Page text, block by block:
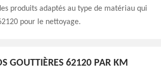
produits adaptés au type de matériau qui
pour le nettoyage.
GOUTTIÈRES 62120 PAR KM